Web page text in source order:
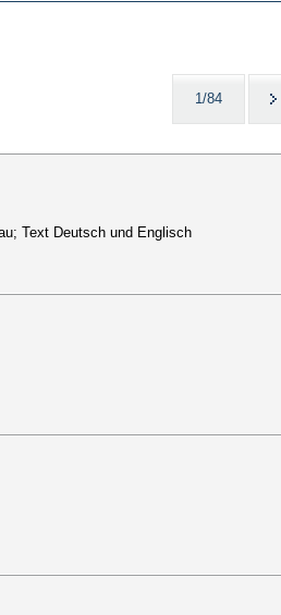
1/84
Text Deutsch und Englisch